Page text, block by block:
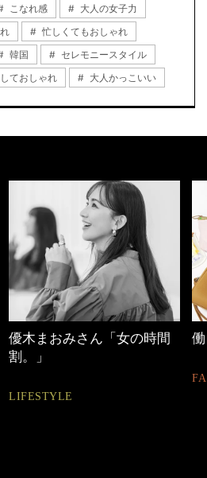
こなれ感
大人の女子力
忙しくてもおしゃれ
韓国
セレモニースタイル
ておしゃれ 大人かっこいい
女の時間
働く女性のバッグ